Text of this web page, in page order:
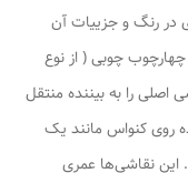
در رنگ و جزییات آن
چوبی ( از نوع
را به بیننده منتقل
روی کنواس مانند یک
این نقاشی‌ها عمری